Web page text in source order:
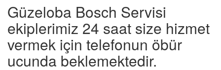
Güzeloba Bosch Servisi
ekiplerimiz 24 saat size hizmet
vermek için telefonun öbür
ucunda beklemektedir.